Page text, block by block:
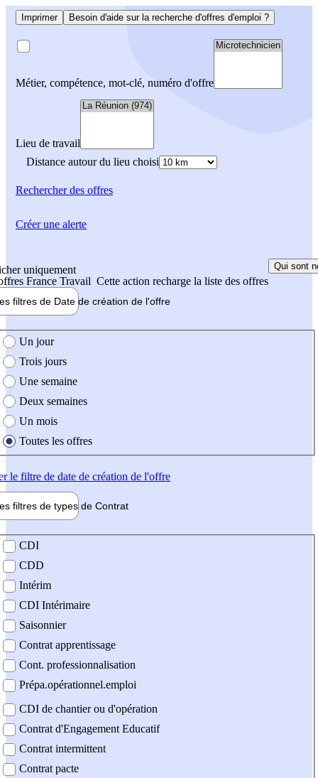
Imprimer Besoin d'aide sur la recherche d'offres d'emploi ?
Métier, compétence, mot-clé, numéro d'offre
Lieu de travail
Distance autour du lieu choisi
Rechercherdes offres
uniquement
France Travail Cette action recharge la liste des offres
Qui sont
filtres de Date de création de l'offre
création de l'offre
Un jour
Trois jours
Une semaine
Deux semaines
Un mois
Toutes les offres
le filtre de date de création de l'offre
filtres de types de Contrat
contrat
CDI
CDD
Intérim
CDI Intérimaire
Saisonnier
Contrat apprentissage
Cont. professionnalisation
Prépa.opérationnel.emploi
CDI de chantier ou d'opération
Contrat d'Engagement Educatif
Contrat intermittent
Contrat pacte
Créer une alerte